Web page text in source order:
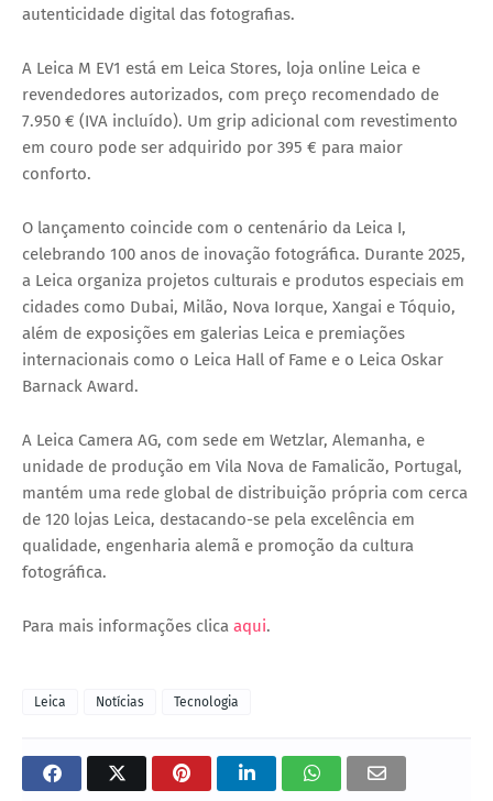
autenticidade digital das fotografias.
A Leica M EV1 está em Leica Stores, loja online Leica e
revendedores autorizados, com preço recomendado de
7.950 € (IVA incluído). Um grip adicional com revestimento
em couro pode ser adquirido por 395 € para maior
conforto.
O lançamento coincide com o centenário da Leica I,
celebrando 100 anos de inovação fotográfica. Durante 2025,
a Leica organiza projetos culturais e produtos especiais em
cidades como Dubai, Milão, Nova Iorque, Xangai e Tóquio,
além de exposições em galerias Leica e premiações
internacionais como o Leica Hall of Fame e o Leica Oskar
Barnack Award.
A Leica Camera AG, com sede em Wetzlar, Alemanha, e
unidade de produção em Vila Nova de Famalicão, Portugal,
mantém uma rede global de distribuição própria com cerca
de 120 lojas Leica, destacando-se pela excelência em
qualidade, engenharia alemã e promoção da cultura
fotográfica.
Para mais informações clica aqui.
Leica Notícias Tecnologia